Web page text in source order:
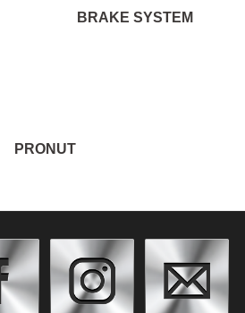
BRAKE SYSTEM
PRONUT